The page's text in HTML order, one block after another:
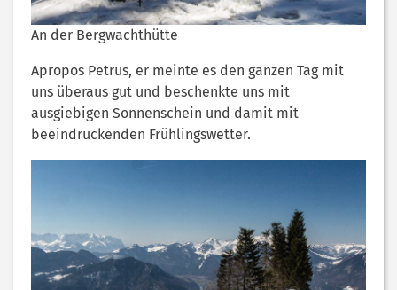
An der Bergwachthütte
Apropos Petrus, er meinte es den ganzen Tag mit
uns überaus gut und beschenkte uns mit
ausgiebigen Sonnenschein und damit mit
beeindruckenden Frühlingswetter.